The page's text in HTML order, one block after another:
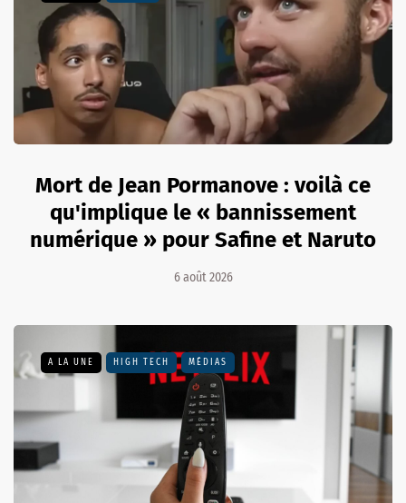
Mort de Jean Pormanove : voilà ce
qu'implique le « bannissement
numérique » pour Safine et Naruto
6 août 2026
A LA UNE HIGH TECH MÉDIAS